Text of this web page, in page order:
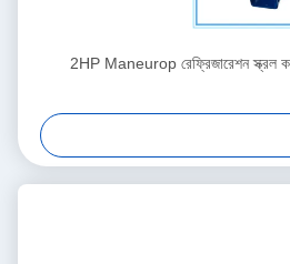
2HP Maneurop রেফ্রিজারেশন